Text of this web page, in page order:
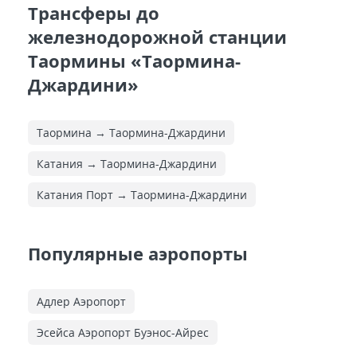
Трансферы до
железнодорожной станции
Таормины «Таормина-
Джардини»
Таормина → Таормина-Джардини
Катания → Таормина-Джардини
Катания Порт → Таормина-Джардини
Популярные аэропорты
Адлер Аэропорт
Эсейса Аэропорт Буэнос-Айрес